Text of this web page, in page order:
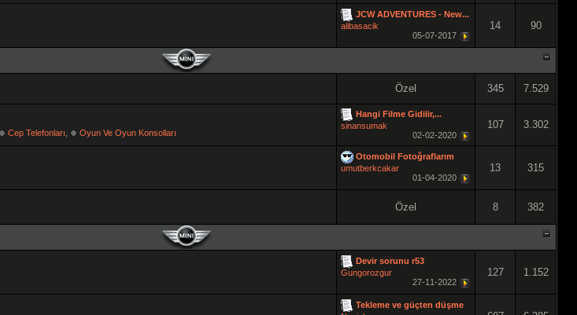
JCW ADVENTURES - New...
alibasacik
05-07-2017
14 90
Özel 345 7.529
Cep Telefonları Oyun Ve Oyun Konsolları
Hangi Filme Gidilir,...
sinansumak
02-02-2020
107 3.302
Otomobil Fotoğraflarım
umutberkcakar
01-04-2020
13 315
Özel 8 382
Devir sorunu r53
Gungorozgur
27-11-2022
127 1.152
Tekleme ve güçten düşme